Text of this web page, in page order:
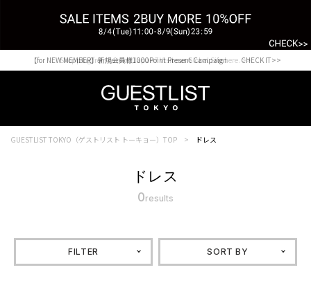
Shopping from outside Japan? Visit our Global Site here. >>
【for NEW MEMBER】新規会員様1000Point Present Campaign CHECK IT>>
GUESTLIST TOKYO（ゲストリスト トーキョー）TOP ドレス
ドレス
0results
FILTER SORT BY